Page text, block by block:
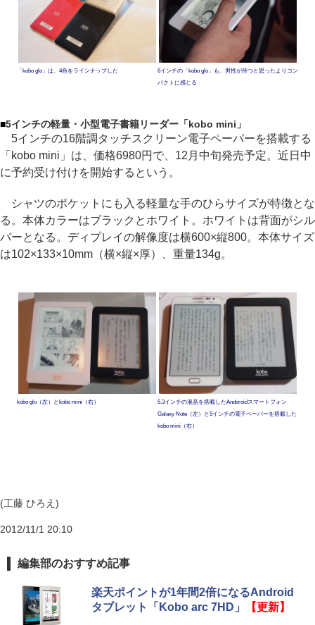
「kobo glo」は、4色をラインナップした
6インチの「kobo glo」も、男性が持つと思ったよりコン
パクトに感じる
■5インチの軽量・小型電子書籍リーダー「kobo mini」
5インチの16階調タッチスクリーン電子ペーパーを搭載する
「kobo mini」は、価格6980円で、12月中旬発売予定。近日中
に予約受け付けを開始するという。
シャツのポケットにも入る軽量な手のひらサイズが特徴とな
る。本体カラーはブラックとホワイト。ホワイトは背面がシル
バーとなる。ディプレイの解像度は横600×縦800。本体サイズ
は102×133×10mm（横×縦×厚）、重量134g。
kobo glo（左）とkobo mini（右）
5.3インチの液晶を搭載したAndoroidスマートフォン
Galaxy Note（左）と5インチの電子ペーパーを搭載した
kobo mini（右）
(工藤 ひろえ)
2012/11/1 20:10
編集部のおすすめ記事
楽天ポイントが1年間2倍になるAndroid
タブレット「Kobo arc 7HD」
【更新】